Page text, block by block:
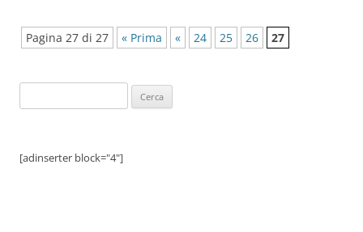
Pagina 27 di 27 « Prima « 24 25 26 27
per:
[adinserter block="4"]